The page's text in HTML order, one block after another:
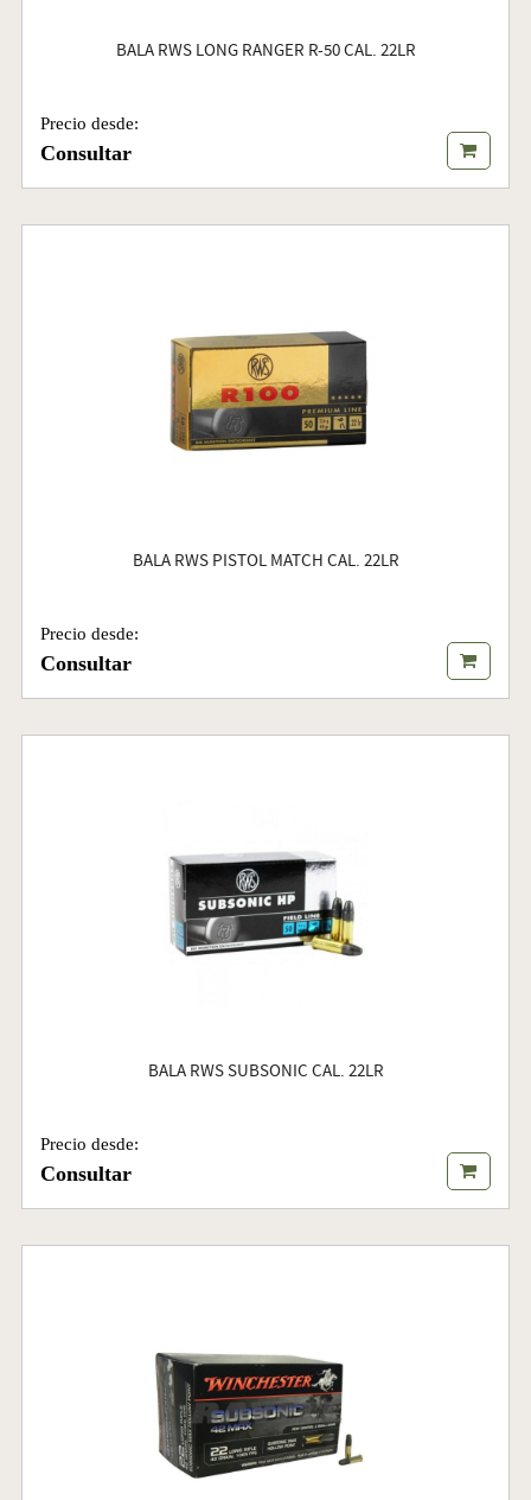
BALA RWS LONG RANGER R-50 CAL. 22LR
Precio desde:
Consultar
BALA RWS PISTOL MATCH CAL. 22LR
Precio desde:
Consultar
BALA RWS SUBSONIC CAL. 22LR
Precio desde:
Consultar